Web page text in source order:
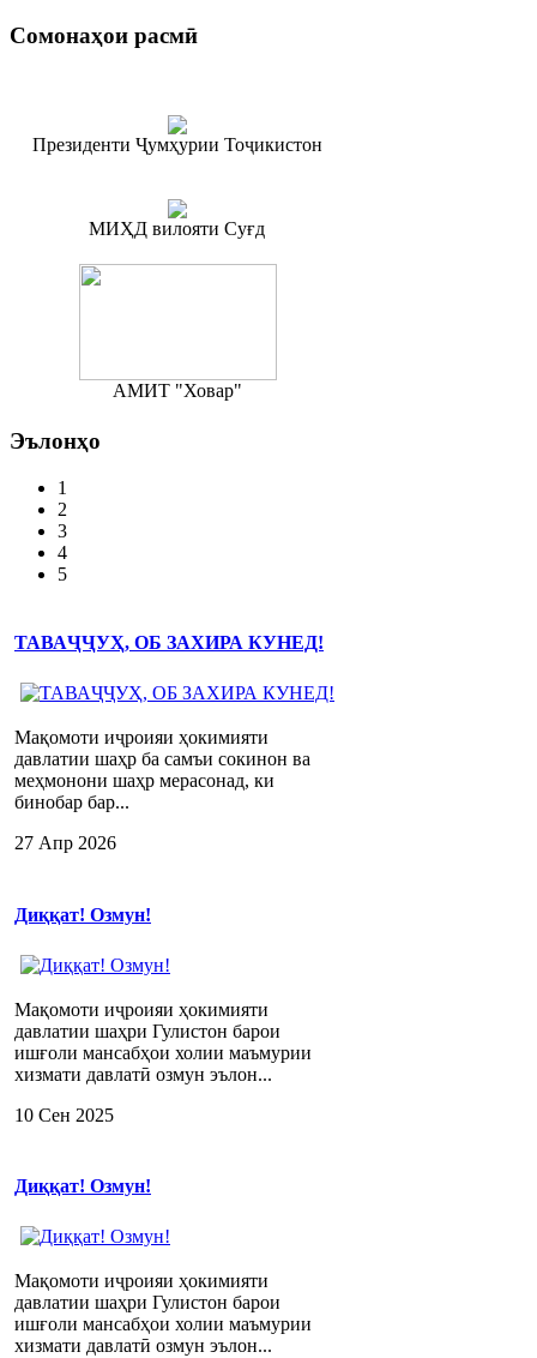
Сомонаҳои расмӣ
Президенти Ҷумҳурии Тоҷикистон
МИҲД вилояти Суғд
АМИТ "Ховар"
Эълонҳо
1
2
3
4
5
ТАВАҶҶУҲ, ОБ ЗАХИРА КУНЕД!
Мақомоти иҷроияи ҳокимияти
давлатии шаҳр ба самъи сокинон ва
меҳмонони шаҳр мерасонад, ки
бинобар бар...
27 Апр 2026
Диққат! Озмун!
Мақомоти иҷроияи ҳокимияти
давлатии шаҳри Гулистон барои
ишғоли мансабҳои холии маъмурии
хизмати давлатӣ озмун эълон...
10 Сен 2025
Диққат! Озмун!
Мақомоти иҷроияи ҳокимияти
давлатии шаҳри Гулистон барои
ишғоли мансабҳои холии маъмурии
хизмати давлатӣ озмун эълон...